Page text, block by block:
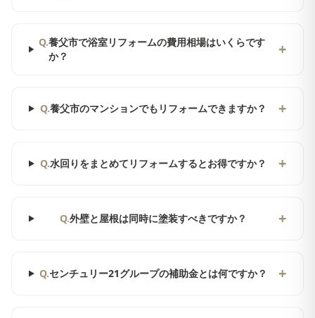
Q.養父市で浴室リフォームの費用相場はいくらです
か？
+
Q.養父市のマンションでもリフォームできますか？ +
Q.水回りをまとめてリフォームするとお得ですか？ +
Q.外壁と屋根は同時に塗装すべきですか？ +
Q.センチュリー21グループの補助金とは何ですか？ +